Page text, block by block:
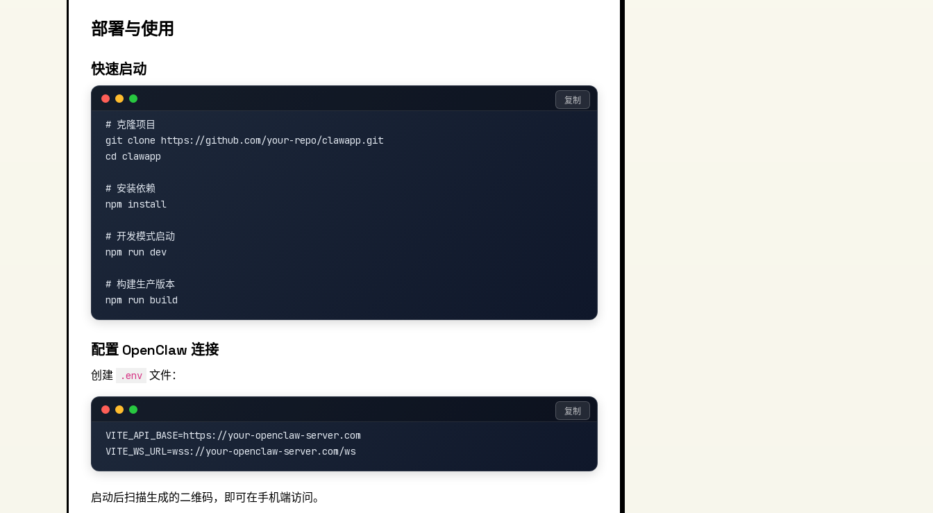
部署与使用
快速启动
# 克隆项目
git clone https://github.com/your-repo/clawapp.git
cd clawapp
# 安装依赖
npm install
# 开发模式启动
npm run dev
# 构建生产版本
复制
配置 OpenClaw 连接
创建 .env 文件：
VITE_API_BASE=https://your-openclaw-server.com
复制
启动后扫描生成的二维码，即可在手机端访问。